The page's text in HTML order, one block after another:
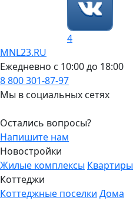
4
MNL23.RU
Ежедневно с 10:00 до 18:00
8 800 301-87-97
Мы в социальных сетях
Остались вопросы?
Напишите нам
Новостройки
Жилые комплексы Квартиры
Коттеджи
Коттеджные поселки Дома